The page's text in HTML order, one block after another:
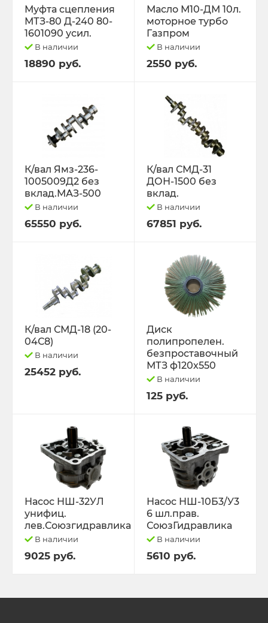
Муфта сцепления
МТЗ-80 Д-240 80-
1601090 усил.
В наличии
18890 руб.
Масло М10-ДМ 10л.
моторное турбо
Газпром
В наличии
2550 руб.
К/вал Ямз-236-
1005009Д2 без
вклад.МАЗ-500
В наличии
65550 руб.
К/вал СМД-31
ДОН-1500 без
вклад.
В наличии
67851 руб.
К/вал СМД-18 (20-
04С8)
В наличии
25452 руб.
Диск
полипропелен.
безпроставочный
МТЗ ф120х550
В наличии
125 руб.
Насос НШ-32УЛ
унифиц.
лев.Союзгидравлика
В наличии
9025 руб.
Насос НШ-10Б3/У3
6 шл.прав.
СоюзГидравлика
В наличии
5610 руб.